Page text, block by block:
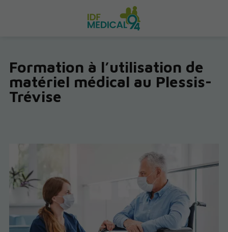
Formation à l’utilisation de
matériel médical au Plessis-
Trévise